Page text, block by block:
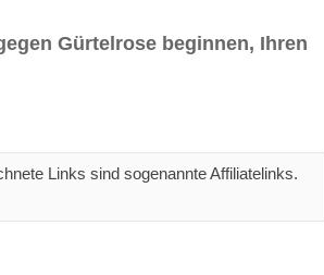
Gürtelrose beginnen, Ihren
Links sind sogenannte Affiliatelinks.